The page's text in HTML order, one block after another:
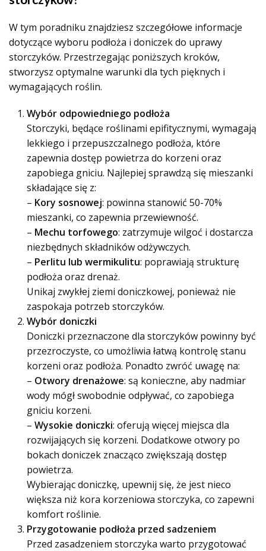
W tym poradniku znajdziesz szczegółowe informacje
dotyczące wyboru podłoża i doniczek do uprawy
storczyków. Przestrzegając poniższych kroków,
stworzysz optymalne warunki dla tych pięknych i
wymagających roślin.
Wybór odpowiedniego podłoża
Storczyki, będące roślinami epifitycznymi, wymagają
lekkiego i przepuszczalnego podłoża, które
zapewnia dostęp powietrza do korzeni oraz
zapobiega gniciu. Najlepiej sprawdzą się mieszanki
składające się z:
– Kory sosnowej: powinna stanowić 50-70%
mieszanki, co zapewnia przewiewność.
– Mechu torfowego: zatrzymuje wilgoć i dostarcza
niezbędnych składników odżywczych.
– Perlitu lub wermikulitu: poprawiają strukturę
podłoża oraz drenaż.
Unikaj zwykłej ziemi doniczkowej, ponieważ nie
zaspokaja potrzeb storczyków.
Wybór doniczki
Doniczki przeznaczone dla storczyków powinny być
przezroczyste, co umożliwia łatwą kontrolę stanu
korzeni oraz podłoża. Ponadto zwróć uwagę na:
– Otwory drenażowe: są konieczne, aby nadmiar
wody mógł swobodnie odpływać, co zapobiega
gniciu korzeni.
– Wysokie doniczki: oferują więcej miejsca dla
rozwijających się korzeni. Dodatkowe otwory po
bokach doniczek znacząco zwiększają dostęp
powietrza.
Wybierając doniczkę, upewnij się, że jest nieco
większa niż kora korzeniowa storczyka, co zapewni
komfort roślinie.
Przygotowanie podłoża przed sadzeniem
Przed zasadzeniem storczyka warto przygotować